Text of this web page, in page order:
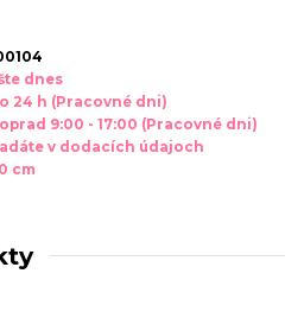
dnes
24 h (Pracovné dni)
9:00 - 17:00 (Pracovné dni)
v dodacích údajoch
cm